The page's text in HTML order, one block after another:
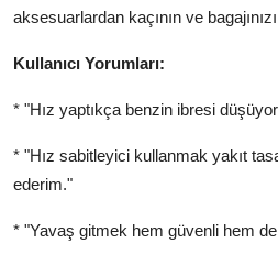
aksesuarlardan kaçının ve
Kullanıcı Yorumları:
* "Hız yaptıkça benzin ibresi
* "Hız sabitleyici kullanmak yakıt
ederim."
* "Yavaş gitmek hem güvenli hem